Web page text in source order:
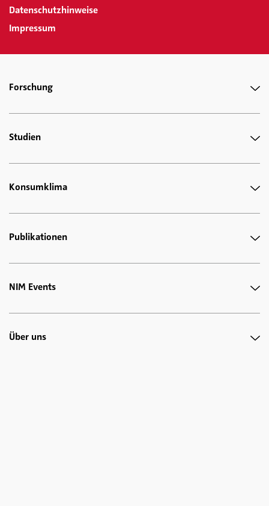
Datenschutzhinweise
Impressum
Forschung
Studien
Konsumklima
Publikationen
NIM Events
Über uns